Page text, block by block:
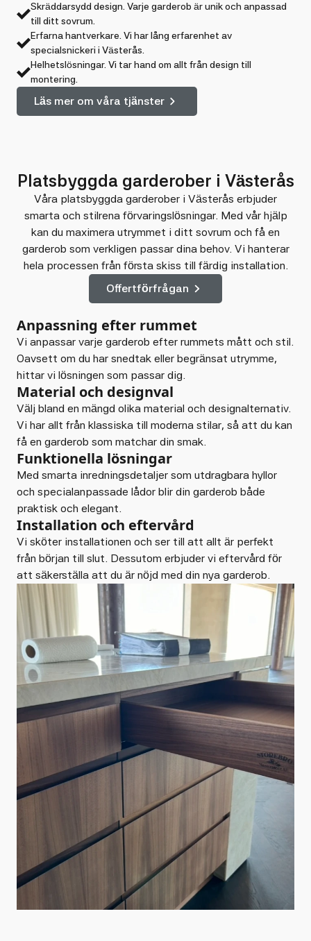
Skräddarsydd design. Varje garderob är unik och anpassad
till ditt sovrum.
Erfarna hantverkare. Vi har lång erfarenhet av
specialsnickeri i Västerås.
Helhetslösningar. Vi tar hand om allt från design till
montering.
Läs mer om våra tjänster
Platsbyggda garderober i Västerås
Våra platsbyggda garderober i Västerås erbjuder
smarta och stilrena förvaringslösningar. Med vår hjälp
kan du maximera utrymmet i ditt sovrum och få en
garderob som verkligen passar dina behov. Vi hanterar
hela processen från första skiss till färdig installation.
Offertförfrågan
Anpassning efter rummet
Vi anpassar varje garderob efter rummets mått och stil.
Oavsett om du har snedtak eller begränsat utrymme,
hittar vi lösningen som passar dig.
Material och designval
Välj bland en mängd olika material och designalternativ.
Vi har allt från klassiska till moderna stilar, så att du kan
få en garderob som matchar din smak.
Funktionella lösningar
Med smarta inredningsdetaljer som utdragbara hyllor
och specialanpassade lådor blir din garderob både
praktisk och elegant.
Installation och eftervård
Vi sköter installationen och ser till att allt är perfekt
från början till slut. Dessutom erbjuder vi eftervård för
att säkerställa att du är nöjd med din nya garderob.